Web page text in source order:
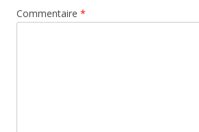
Commentaire *